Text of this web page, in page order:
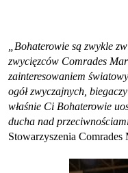
„Bohaterowie są zwykle
zwycięzców Comrades
zainteresowaniem
ogół zwyczajnych,
właśnie Ci Bohaterowie
ducha nad
Stowarzyszenia Comrades